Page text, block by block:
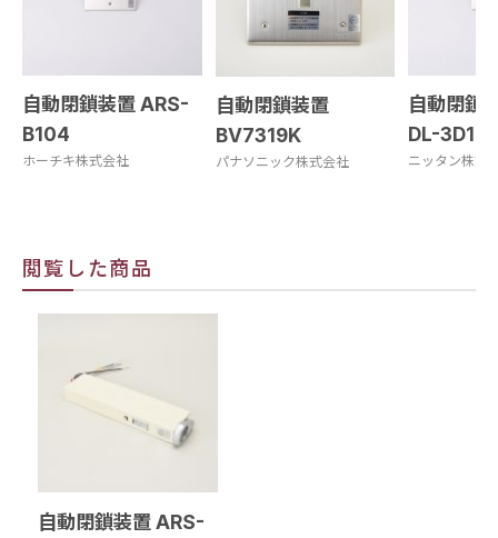
自動閉鎖装置 ARS-
B104
ホーチキ株式会社
自動閉鎖装置
BV7319K
パナソニック株式会社
自動閉鎖
DL-3D1
ニッタン株式
閲覧した商品
自動閉鎖装置 ARS-